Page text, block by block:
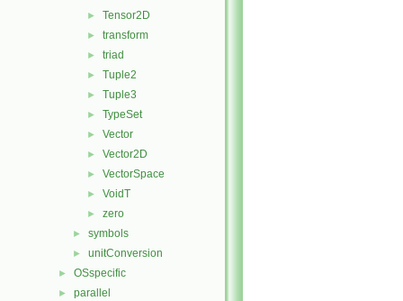
► Tensor2D
► transform
► triad
► Tuple2
► Tuple3
► TypeSet
► Vector
► Vector2D
► VectorSpace
► VoidT
► zero
► symbols
► unitConversion
► OSspecific
► parallel